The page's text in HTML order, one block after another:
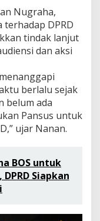
Nugraha,
DPRD
tindak lanjut
dan aksi
berlalu sejak
belum ada
Pansus untuk
ujar Nanan.
BOS untuk
Siapkan